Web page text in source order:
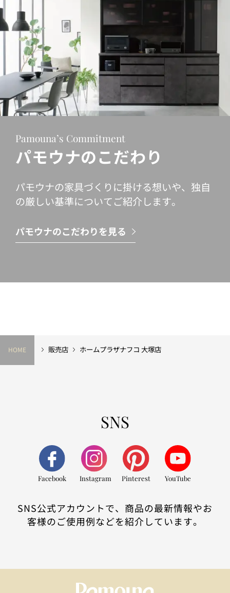
Pamouna’s Commitment
パモウナのこだわり
パモウナの家具づくりに掛ける想いや、独自
の厳しい基準についてご紹介します。
パモウナのこだわりを見る
HOME 販売店 ホームプラザナフコ 大塚店
SNS
Facebook Instagram Pinterest YouTube
SNS公式アカウントで、商品の最新情報やお
客様のご使用例などを紹介しています。